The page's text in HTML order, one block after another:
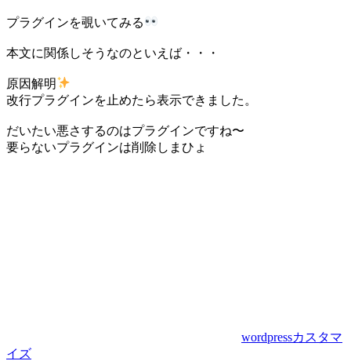
プラグインを覗いてみる
本文に関係しそうなのといえば・・・
原因解明
改行プラグインを止めたら表示できました。
だいたい悪さするのはプラグインですね〜
要らないプラグインは削除しまひょ
wordpressカスタマ
イズ